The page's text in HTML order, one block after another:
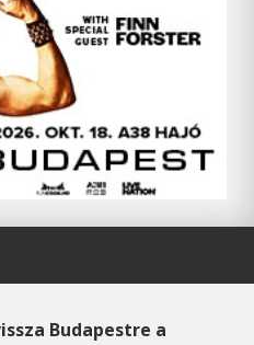
Budapestre a